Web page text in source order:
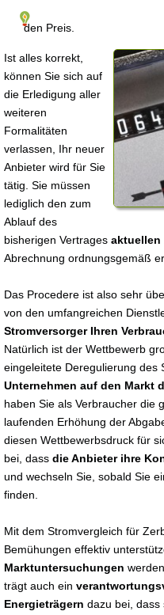
den Preis.
Ist alles korrekt,
können Sie sich auf
die Erledigung aller
weiteren
Formalitäten
verlassen, Ihr neuer
Anbieter wird für Sie
tätig. Sie müssen
lediglich den zum
Ablauf des
bisherigen Vertrages aktuellen
Abrechnung ordnungsgemäß
Das Procedere ist also sehr
von den umfangreichen
Stromversorger Ihren
Natürlich ist der Wettbewerb
eingeleitete Deregulierung des
Unternehmen auf den Markt
haben Sie als Verbraucher die
laufenden Erhöhung der
diesen Wettbewerbsdruck für
bei, dass die Anbieter ihre
und wechseln Sie, sobald Sie
finden.
Mit dem Stromvergleich für
Bemühungen effektiv
Marktuntersuchungen
trägt auch ein
Energieträgern dazu bei, dass